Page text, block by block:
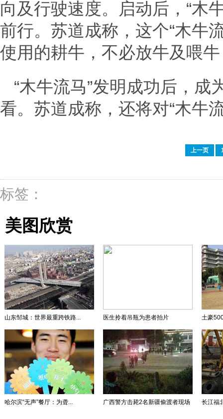
向及行驶速度。启动后，“木
前行。苏道成称，这个“木牛
使用的耕牛，不必放牛及喂
“木牛流马”发明成功后，
看。苏道成称，还将对“木牛
上一页
标签：
美图欣赏
山东邹城：世界最重跨铁路... 医生拎着吊瓶为患者拍片 土豪
哈尔滨“无声”餐厅：为聋... 广西警方击毙2名新疆偷渡者现场 长江福